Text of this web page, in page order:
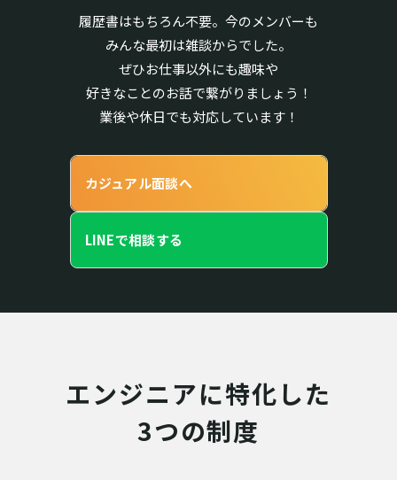
履歴書はもちろん不要。今のメンバーも
みんな最初は雑談からでした。
ぜひお仕事以外にも趣味や
好きなことのお話で繋がりましょう！
業後や休日でも対応しています！
カジュアル面談へ
LINEで相談する
エンジニアに特化した
3つの制度